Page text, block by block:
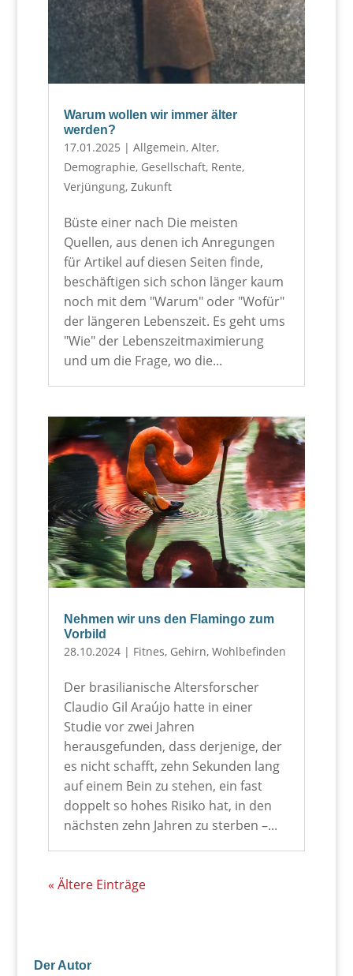
Warum wollen wir immer älter
werden?
17.01.2025 | Allgemein, Alter,
Demographie, Gesellschaft, Rente,
Verjüngung, Zukunft
Büste einer nach Die meisten
Quellen, aus denen ich Anregungen
für Artikel auf diesen Seiten finde,
beschäftigen sich schon länger kaum
noch mit dem "Warum" oder "Wofür"
der längeren Lebenszeit. Es geht ums
"Wie" der Lebenszeitmaximierung
und um die Frage, wo die...
Nehmen wir uns den Flamingo zum
Vorbild
28.10.2024| Fitnes, Gehirn, Wohlbefinden
Der brasilianische Altersforscher
Claudio Gil Araújo hatte in einer
Studie vor zwei Jahren
herausgefunden, dass derjenige, der
es nicht schafft, zehn Sekunden lang
auf einem Bein zu stehen, ein fast
doppelt so hohes Risiko hat, in den
nächsten zehn Jahren zu sterben –...
« Ältere Einträge
Der Autor